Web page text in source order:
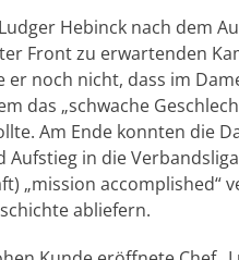
Hebinck nach dem
Front zu erwartenden
er noch nicht, dass im
das „schwache
Am Ende konnten die
Aufstieg in die
„mission accomplished“
abliefern.